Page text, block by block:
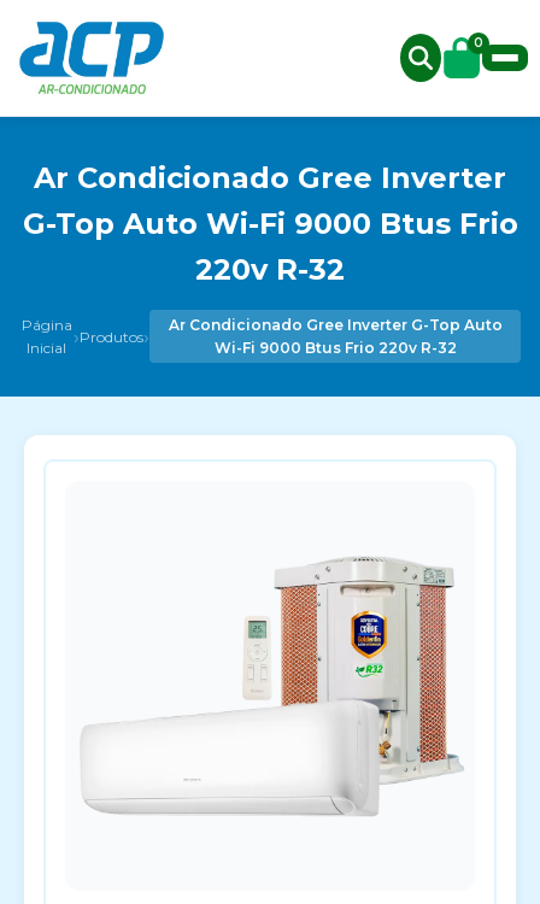
0
Ar Condicionado Gree Inverter
G-Top Auto Wi-Fi 9000 Btus Frio
220v R-32
Página
Inicial ›Produtos›
Ar Condicionado Gree Inverter G-Top Auto
Wi-Fi 9000 Btus Frio 220v R-32